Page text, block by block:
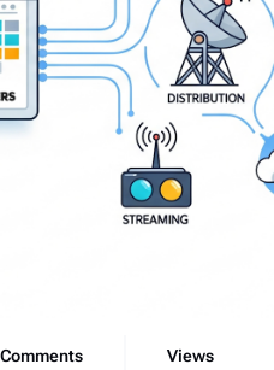
Comments
Views